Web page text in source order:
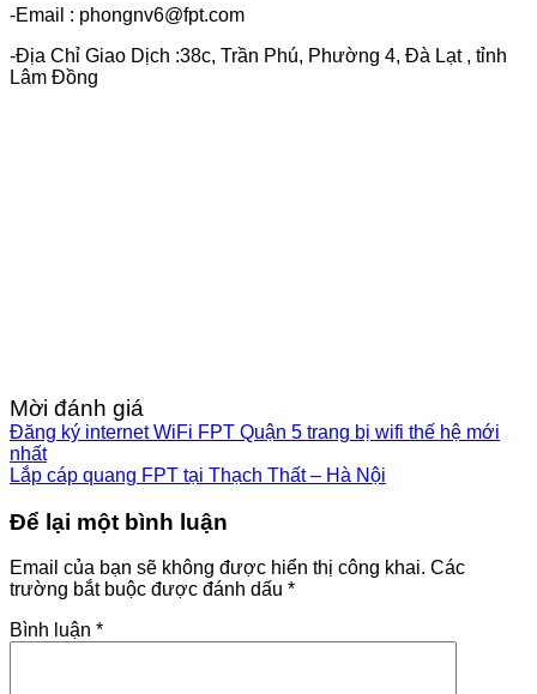
-Email : phongnv6@fpt.com
-Địa Chỉ Giao Dịch :38c, Trần Phú, Phường 4, Đà Lạt , tỉnh
Lâm Đồng
Mời đánh giá
Đăng ký internet WiFi FPT Quận 5 trang bị wifi thế hệ mới
nhất
Lắp cáp quang FPT tại Thạch Thất – Hà Nội
Để lại một bình luận
Email của bạn sẽ không được hiển thị công khai. Các
trường bắt buộc được đánh dấu *
Bình luận *